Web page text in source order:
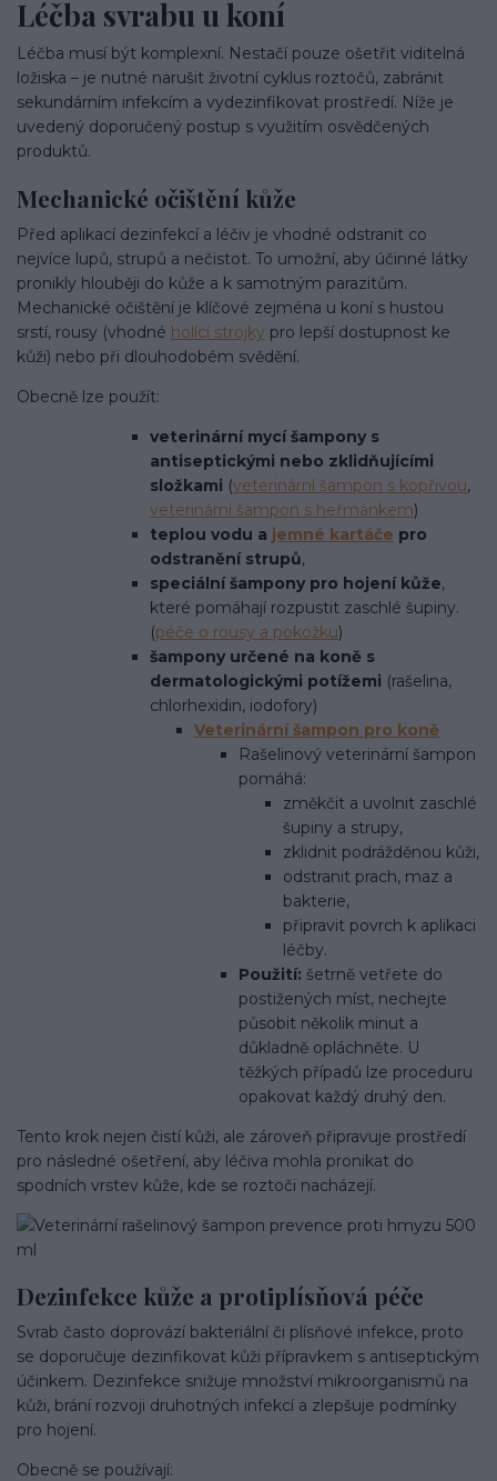
Léčba svrabu u koní
Léčba musí být komplexní. Nestačí pouze ošetřit viditelná
ložiska – je nutné narušit životní cyklus roztočů, zabránit
sekundárním infekcím a vydezinfikovat prostředí. Níže je
uvedený doporučený postup s využitím osvědčených
produktů.
Mechanické očištění kůže
Před aplikací dezinfekcí a léčiv je vhodné odstranit co
nejvíce lupů, strupů a nečistot. To umožní, aby účinné látky
pronikly hlouběji do kůže a k samotným parazitům.
Mechanické očištění je klíčové zejména u koní s hustou
srstí, rousy (vhodné holící strojky pro lepší dostupnost ke
kůži) nebo při dlouhodobém svědění.
Obecně lze použít:
veterinární mycí šampony s
antiseptickými nebo zklidňujícími
složkami (veterinární šampon s kopřivou,
veterinární šampon s heřmánkem)
teplou vodu a jemné kartáče pro
odstranění strupů,
speciální šampony pro hojení kůže,
které pomáhají rozpustit zaschlé šupiny.
(péče o rousy a pokožku)
šampony určené na koně s
dermatologickými potížemi (rašelina,
chlorhexidin, iodofory)
Veterinární šampon pro koně
Rašelinový veterinární šampon
pomáhá:
změkčit a uvolnit zaschlé
šupiny a strupy,
zklidnit podrážděnou kůži,
odstranit prach, maz a
bakterie,
připravit povrch k aplikaci
léčby.
Použití: šetrně vetřete do
postižených míst, nechejte
působit několik minut a
důkladně opláchněte. U
těžkých případů lze proceduru
opakovat každý druhý den.
Tento krok nejen čistí kůži, ale zároveň připravuje prostředí
pro následné ošetření, aby léčiva mohla pronikat do
spodních vrstev kůže, kde se roztoči nacházejí.
Dezinfekce kůže a protiplísňová péče
Svrab často doprovází bakteriální či plísňové infekce, proto
se doporučuje dezinfikovat kůži přípravkem s antiseptickým
účinkem. Dezinfekce snižuje množství mikroorganismů na
kůži, brání rozvoji druhotných infekcí a zlepšuje podmínky
pro hojení.
Obecně se používají: